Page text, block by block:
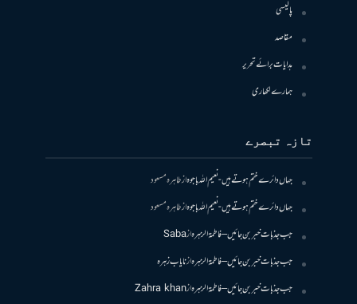
پالیسی
مقاصد
ہدایات برائے تحریر
ہمارے لکھاری
تازہ تبصرے
جہاں دائرے ختم ہوتے ہیں- نعیم اللہ باجوہازطاہرہ مسعود
جہاں دائرے ختم ہوتے ہیں- نعیم اللہ باجوہازطاہرہ مسعود
جب جذبات خبر بن جائیں – فاطمۃالزہرہازSaba
جب جذبات خبر بن جائیں – فاطمۃالزہرہازنایاب زہرہ
جب جذبات خبر بن جائیں – فاطمۃالزہرہازZahra khan